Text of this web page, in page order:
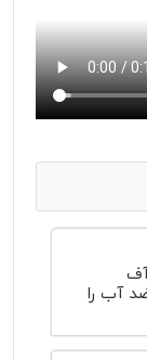
آب را